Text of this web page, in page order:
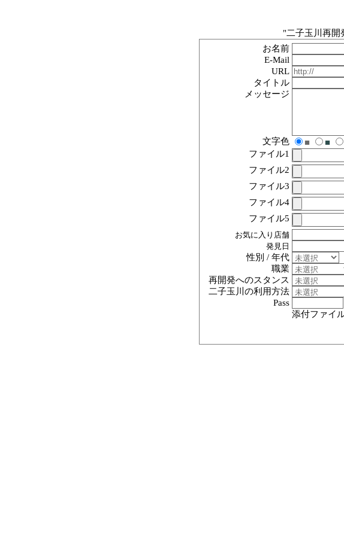
"二子玉川再開
お名前
E-Mail
URL
タイトル
メッセージ
文字色 ■ ■
ファイル1
ファイル2
ファイル3
ファイル4
ファイル5
お気に入り店舗
発見日
性別 / 年代
職業
再開発へのスタンス
二子玉川の利用方法
Pass
添付ファイ